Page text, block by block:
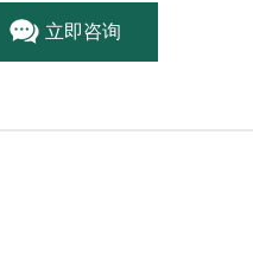
立即咨询